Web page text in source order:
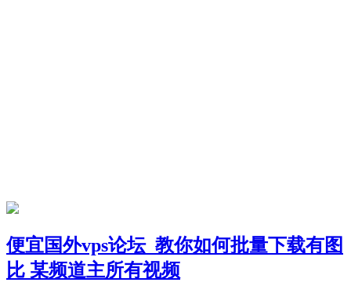
便宜国外vps论坛_教你如何批量下载有图
比 某频道主所有视频